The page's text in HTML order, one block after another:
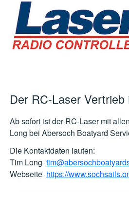
Der RC-Laser
Ab sofort ist der RC-Laser mit
Long bei Abersoch Boatyard
Die Kontaktdaten lauten:
Tim Long
Webseite https://